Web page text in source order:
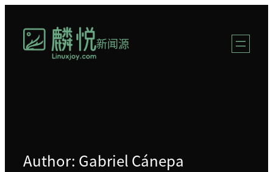
新闻源
Author: Gabriel Cánepa